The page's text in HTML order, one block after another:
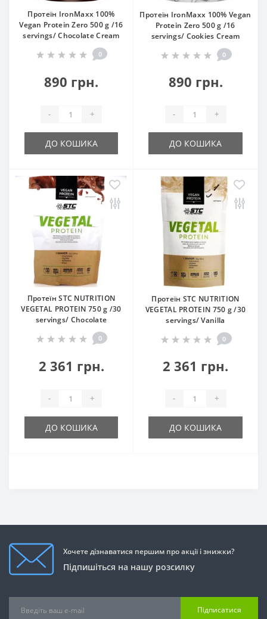
Протеїн IronMaxx 100%
Vegan Protein Zero 500 g /16
servings/ Chocolate Cream
0
890 грн.
- +
ДО КОШИКА
Протеїн IronMaxx 100% Vegan
Protein Zero 500 g /16
servings/ Cookies Cream
0
890 грн.
- +
ДО КОШИКА
Протеїн STC NUTRITION
VEGETAL PROTEIN 750 g /30
servings/ Chocolate
0
2 361 грн.
- +
ДО КОШИКА
Протеїн STC NUTRITION
VEGETAL PROTEIN 750 g /30
servings/ Vanilla
0
2 361 грн.
- +
ДО КОШИКА
Хочете дізнаватися першим про акції і знижки?
Підпишіться на нашу розсилку
Підписатися